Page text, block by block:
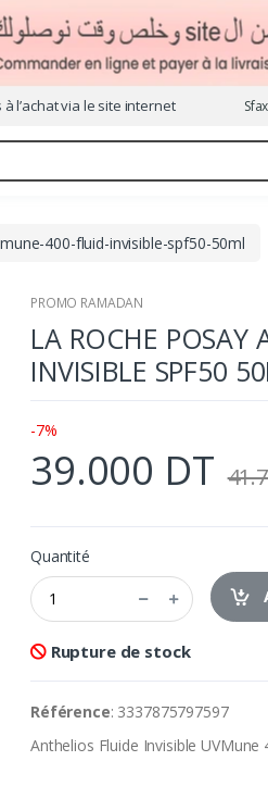
l’achat via le site internet Sfax
400-fluid-invisible-spf50-50ml
PROMO RAMADAN
LA ROCHE POSAY
INVISIBLE SPF50
-7%
39.000 DT
Quantité
Rupture de stock
Référence: 3337875797597
Anthelios Fluide Invisible